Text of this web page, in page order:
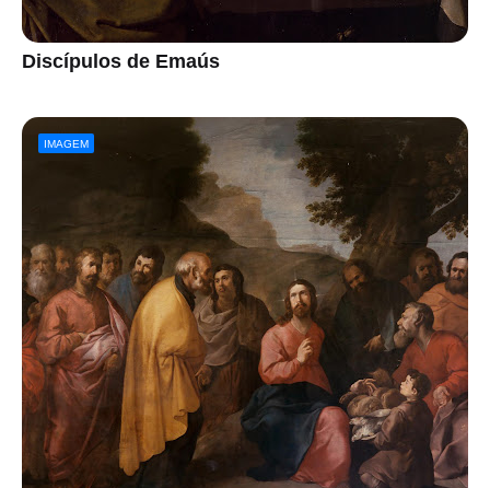
Discípulos de Emaús
IMAGEM